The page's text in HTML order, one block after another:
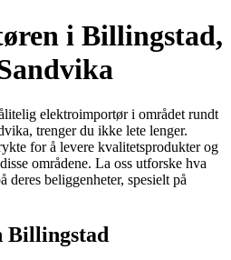
i Billingstad,
elektroimportør i området rundt
trenger du ikke lete lenger.
for å levere kvalitetsprodukter og
områdene. La oss utforske hva
beliggenheter, spesielt på
Billingstad